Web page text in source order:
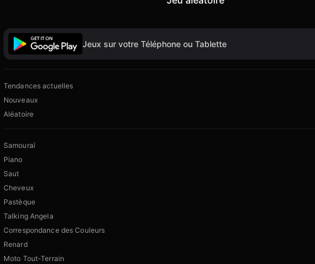
Jeux sur votre Téléphone ou Tablette
Tendances actuelles
Nouveaux
Aléatoire
Samouraï
Piano
Saut
Cheveux
Pastèque
Talking Angela
Correspondance des Couleurs
Renard
Moto Tout-Terrain